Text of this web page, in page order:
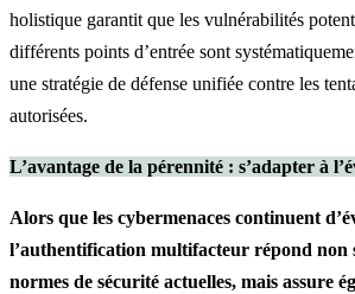
holistique garantit que les vulnérabilités
différents points d’entrée sont
une stratégie de défense unifiée contre les
autorisées.
L’avantage de la pérennité : s’adapter à
Alors que les cybermenaces continuent
l’authentification multifacteur répond non
normes de sécurité actuelles, mais assure